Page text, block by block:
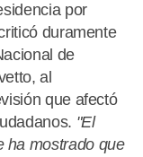
por
duramente
de
al
que afectó
"El
ha mostrado que